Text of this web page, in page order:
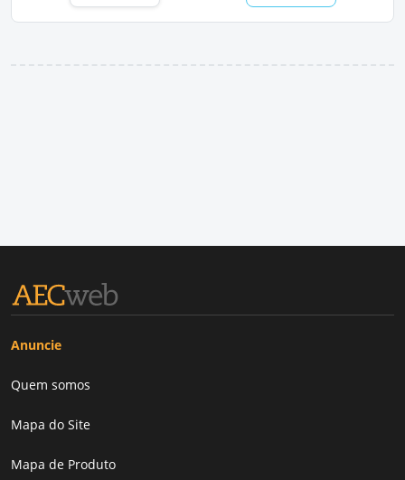
Anuncie
Quem somos
Mapa do Site
Mapa de Produto